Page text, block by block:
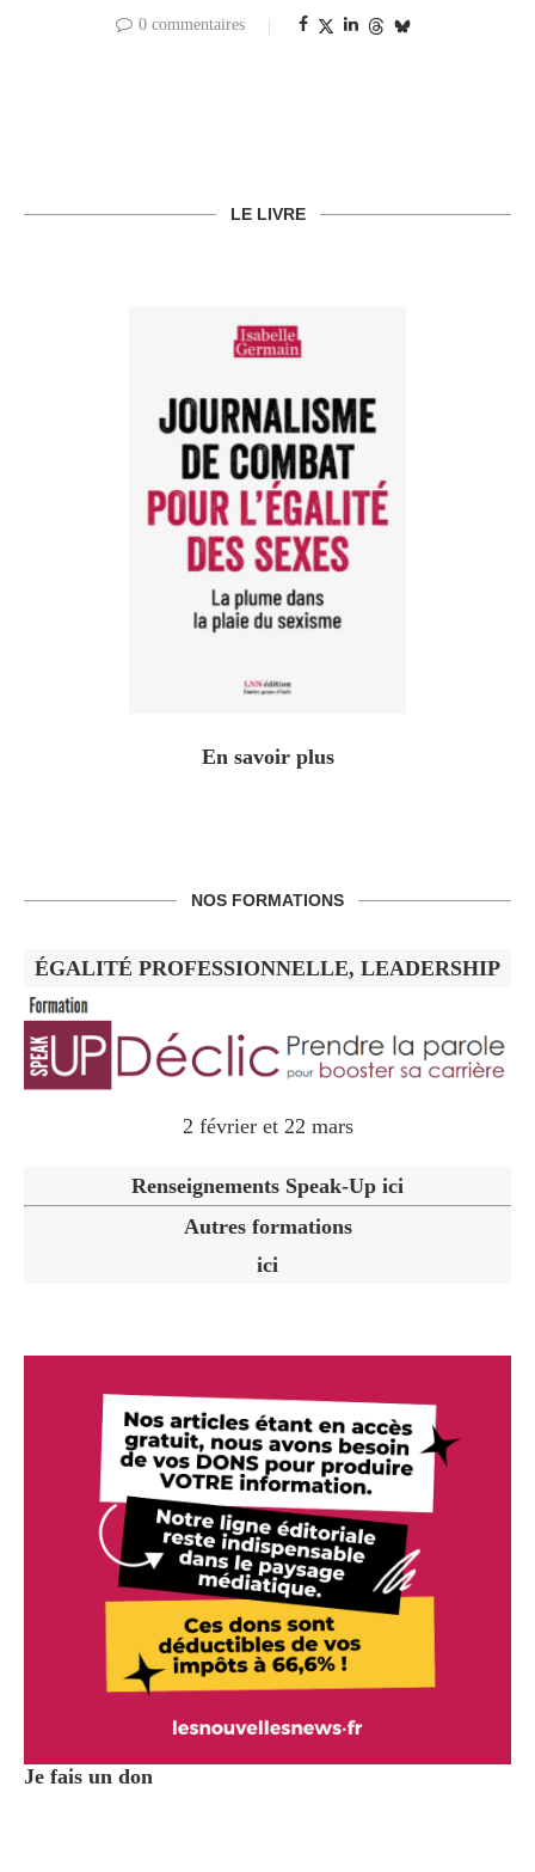
0 commentaires
LE LIVRE
En savoir plus
NOS FORMATIONS
ÉGALITÉ PROFESSIONNELLE, LEADERSHIP
2 février et 22 mars
Renseignements Speak-Up ici
Autres formations
ici
Je fais un don